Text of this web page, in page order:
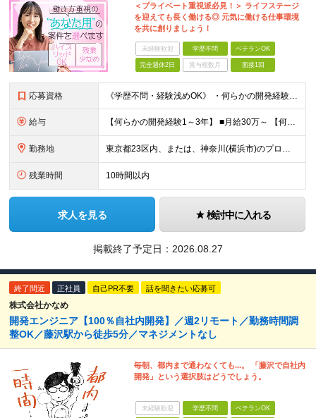
＜プライベート重視派必見！＞ ライフステージ
を迎えても長く働ける◎ 元気に働ける仕事環境
を共に創りましょう！
未経験歓迎 学歴不問 ベテランOK
完全週休2日 賞与複数月 面接1回
応募資格 《学歴不問・経験浅めOK》 ・何らかの開発経験をお持ちの方（年数・言語不問） ▽このような方に向いています ------------------------------------------ □無
給与 【何らかの開発経験1～3年】 ■月給30万～ 【何らかの開発経験3年以上】 ■月給35万～60万 ※経験・スキル・前職給与などを考慮して優遇いたします ※上記金額は、固定残業30H分が含まれた金額
勤務地 東京都23区内、または、神奈川(横浜市)のプロジェクト先での勤務となります。 ※転居を伴う転勤はありません。 ※通勤時間は1時間程度を目安にしています。 ※勤務地は、希望を最大限に考慮します。
残業時間 10時間以内
求人を見る 検討中に入れる
掲載終了予定日： 2026.08.27
終了間近 正社員 自己PR不要 話を聞きたい応募可
株式会社かなめ
開発エンジニア【100％自社内開発】／週2リモート／勤務時間調
整OK／藤沢駅から徒歩5分／マネジメントなし
毎朝、都内まで通わなくても...。 「藤沢で自社内
開発」という選択肢はどうでしょう。
未経験歓迎 学歴不問 ベテランOK